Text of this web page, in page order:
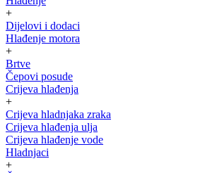
+
Dijelovi i dodaci
Hlađenje motora
+
Brtve
Čepovi posude
Crijeva hlađenja
+
Crijeva hladnjaka zraka
Crijeva hlađenja ulja
Crijeva hlađenje vode
Hladnjaci
+